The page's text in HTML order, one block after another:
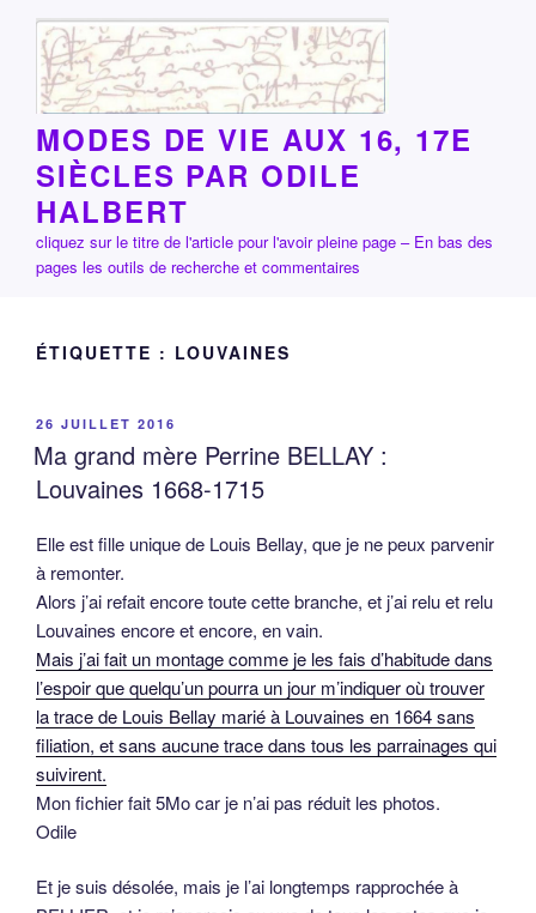
contenu
principal
MODES DE VIE AUX 16, 17E
SIÈCLES PAR ODILE
HALBERT
cliquez sur le titre de l'article pour l'avoir pleine page – En bas des
pages les outils de recherche et commentaires
ÉTIQUETTE : LOUVAINES
PUBLIÉ
LE
26 JUILLET 2016
Ma grand mère Perrine BELLAY :
Louvaines 1668-1715
Elle est fille unique de Louis Bellay, que je ne peux parvenir
à remonter.
Alors j’ai refait encore toute cette branche, et j’ai relu et relu
Louvaines encore et encore, en vain.
Mais j’ai fait un montage comme je les fais d’habitude dans
l’espoir que quelqu’un pourra un jour m’indiquer où trouver
la trace de Louis Bellay marié à Louvaines en 1664 sans
filiation, et sans aucune trace dans tous les parrainages qui
suivirent.
Mon fichier fait 5Mo car je n’ai pas réduit les photos.
Odile
Et je suis désolée, mais je l’ai longtemps rapprochée à